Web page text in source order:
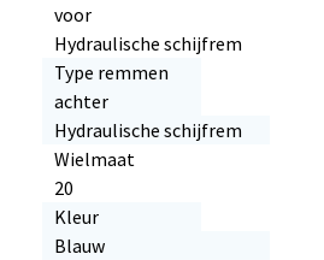
voor
Hydraulische schijfrem
Type remmen
achter
Hydraulische schijfrem
Wielmaat
20
Kleur
Blauw